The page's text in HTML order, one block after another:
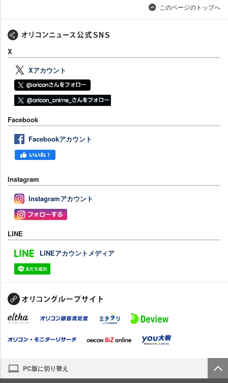
このページのトップへ
X
Xアカウント
Facebook
Facebookアカウント
Instagram
Instagramアカウント
LINE
LINEアカウントメディア
PC版に切り替え